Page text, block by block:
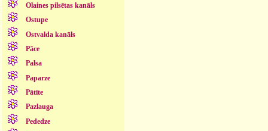
Olaines pilsētas kanāls
Ostupe
Ostvalda kanāls
Pāce
Palsa
Paparze
Pātīte
Pazlauga
Pededze